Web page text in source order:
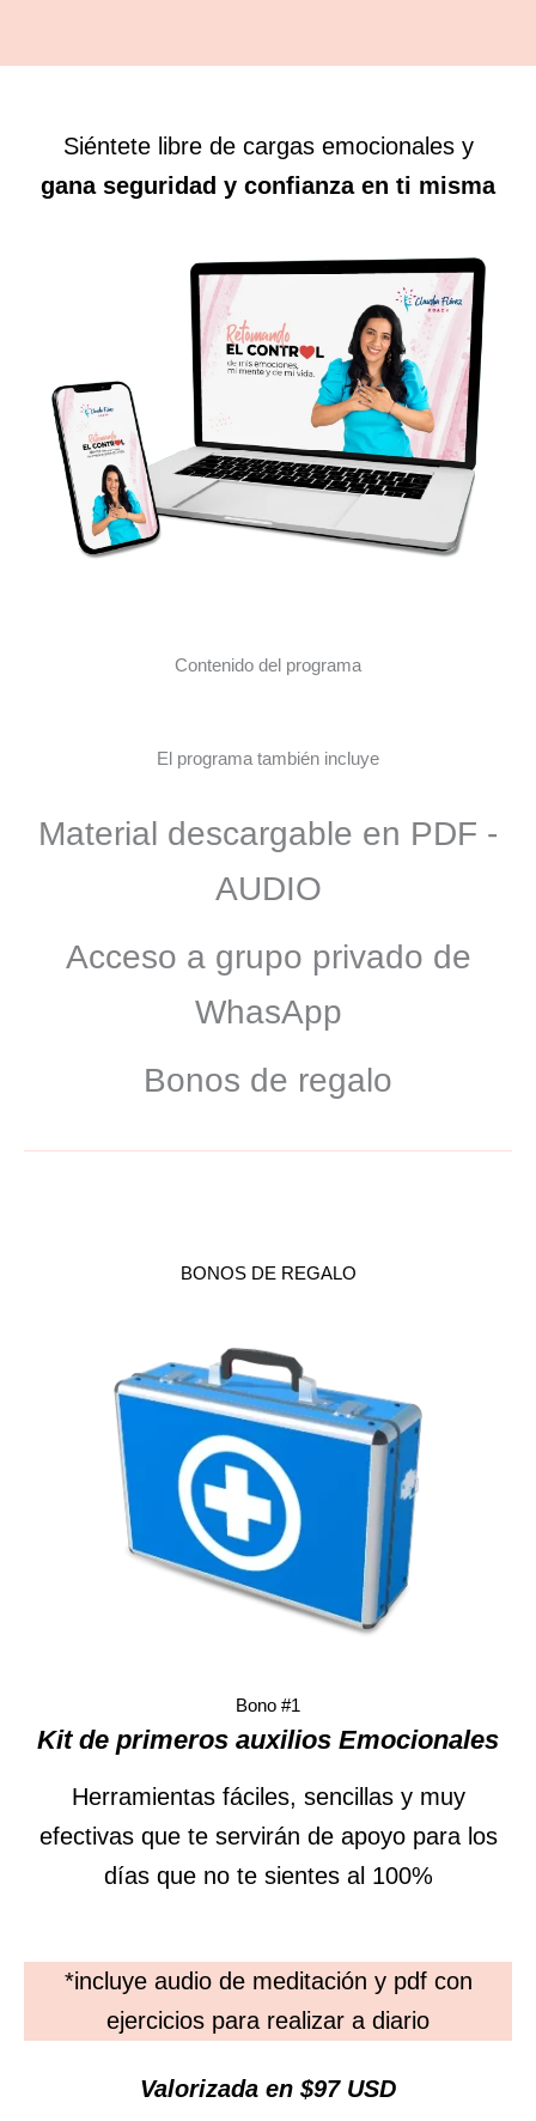
Siéntete libre de cargas emocionales y
gana seguridad y confianza en ti misma
Contenido del programa
El programa también incluye
Material descargable en PDF -
AUDIO
Acceso a grupo privado de
WhasApp
Bonos de regalo
BONOS DE REGALO
Bono #1
Kit de primeros auxilios Emocionales
Herramientas fáciles, sencillas y muy
efectivas que te servirán de apoyo para los
días que no te sientes al 100%
*incluye audio de meditación y pdf con
ejercicios para realizar a diario
Valorizada en $97 USD